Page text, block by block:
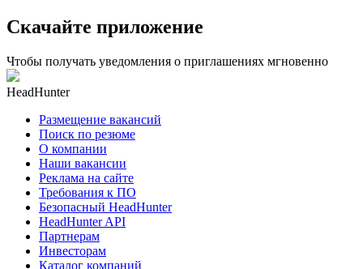
Скачайте приложение
Чтобы получать уведомления о приглашениях мгновенно
HeadHunter
Размещение вакансий
Поиск по резюме
О компании
Наши вакансии
Реклама на сайте
Требования к ПО
Безопасный HeadHunter
HeadHunter API
Партнерам
Инвесторам
Каталог компаний